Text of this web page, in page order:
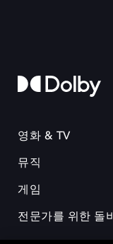
영화 & TV
뮤직
게임
전문가를 위한 돌비